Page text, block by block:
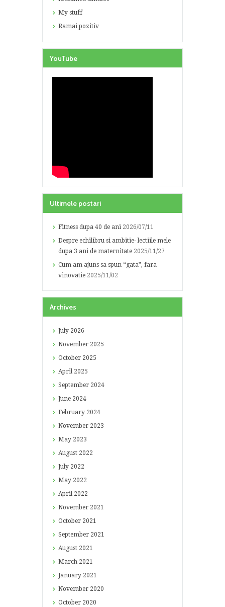
My stuff
Ramai pozitiv
YouTube
Ultimele postari
Fitness dupa 40 de ani 2026/07/11
Despre echilibru si ambitie- lectiile mele
dupa 3 ani de maternitate 2025/11/27
Cum am ajuns sa spun “gata”, fara
vinovatie 2025/11/02
Archives
July 2026
November 2025
October 2025
April 2025
September 2024
June 2024
February 2024
November 2023
May 2023
August 2022
July 2022
May 2022
April 2022
November 2021
October 2021
September 2021
August 2021
March 2021
January 2021
November 2020
October 2020